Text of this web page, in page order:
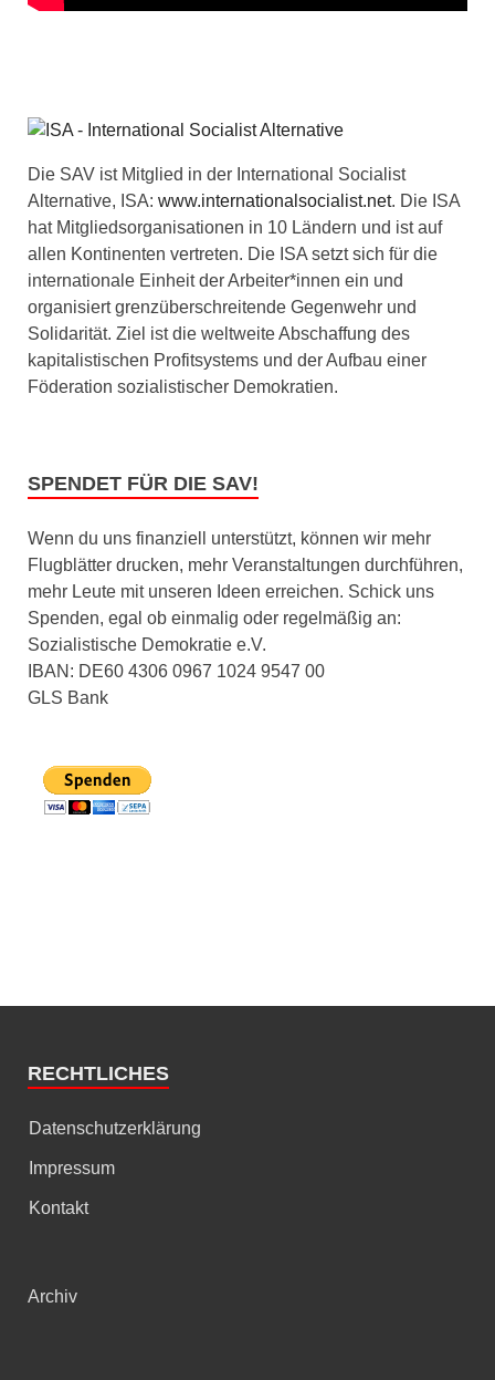
Die SAV ist Mitglied in der International Socialist
Alternative, ISA: www.internationalsocialist.net. Die ISA
hat Mitgliedsorganisationen in 10 Ländern und ist auf
allen Kontinenten vertreten. Die ISA setzt sich für die
internationale Einheit der Arbeiter*innen ein und
organisiert grenzüberschreitende Gegenwehr und
Solidarität. Ziel ist die weltweite Abschaffung des
kapitalistischen Profitsystems und der Aufbau einer
Föderation sozialistischer Demokratien.
SPENDET FÜR DIE SAV!
Wenn du uns finanziell unterstützt, können wir mehr
Flugblätter drucken, mehr Veranstaltungen durchführen,
mehr Leute mit unseren Ideen erreichen. Schick uns
Spenden, egal ob einmalig oder regelmäßig an:
Sozialistische Demokratie e.V.
IBAN: DE60 4306 0967 1024 9547 00
GLS Bank
RECHTLICHES
Datenschutzerklärung
Impressum
Kontakt
Archiv